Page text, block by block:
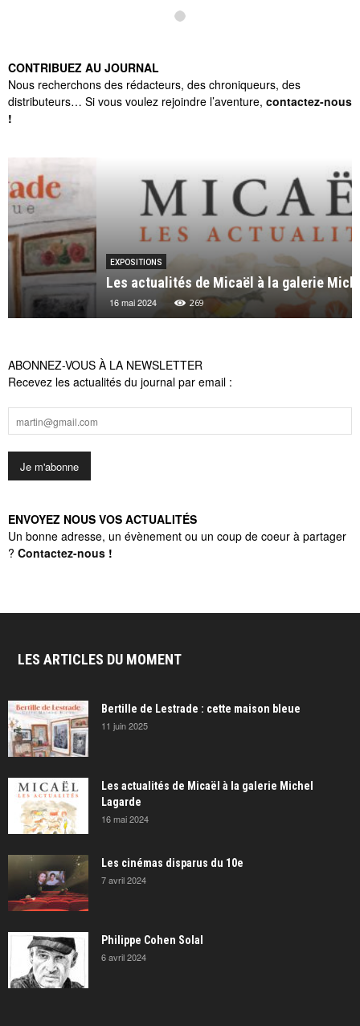
CONTRIBUEZ AU JOURNAL
Nous recherchons des rédacteurs, des chroniqueurs, des
distributeurs… Si vous voulez rejoindre l’aventure, contactez-nous
!
EXPOSITIONS
Les actualités de Micaël à la galerie Michel Lagarde
16 mai 2024 269
ABONNEZ-VOUS À LA NEWSLETTER
Recevez les actualités du journal par email :
ENVOYEZ NOUS VOS ACTUALITÉS
Un bonne adresse, un évènement ou un coup de coeur à partager
? Contactez-nous !
LES ARTICLES DU MOMENT
Bertille de Lestrade : cette maison bleue
11 juin 2025
Les actualités de Micaël à la galerie Michel
Lagarde
16 mai 2024
Les cinémas disparus du 10e
7 avril 2024
Philippe Cohen Solal
6 avril 2024